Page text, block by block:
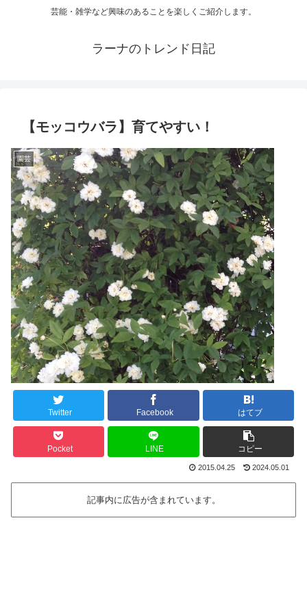
芸能・雑学など興味のあることを楽しくご紹介します。
ラーナのトレンド日記
【モッコウバラ】育てやすい！
園芸
Twitter Facebook はてブ
Pocket LINE コピー
2015.04.25 2024.05.01
記事内に広告が含まれています。